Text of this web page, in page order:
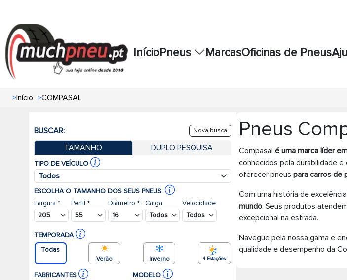
InícioPneus MarcasOficinas de Pneus
>Início >COMPASAL
BUSCAR: Nova busca
TAMANHO DUPLO PESQUISA
TIPO DE VEÍCULO
Todos
ESCOLHA O TAMANHO DOS SEUS PNEUS.
Largura *
Perfil * Diâmetro * Carga Velocidade
TEMPORADA
Todas
Verão Inverno 4 Estações
FABRICANTES MODELO
Pneus
Compasal é uma marca líder
conhecidos pela durabilidade
oferecer pneus para carros de
Com uma história de
mundo. Seus produtos
excepcional na estrada.
Navegue pela nossa gama e
qualidade e desempenho da